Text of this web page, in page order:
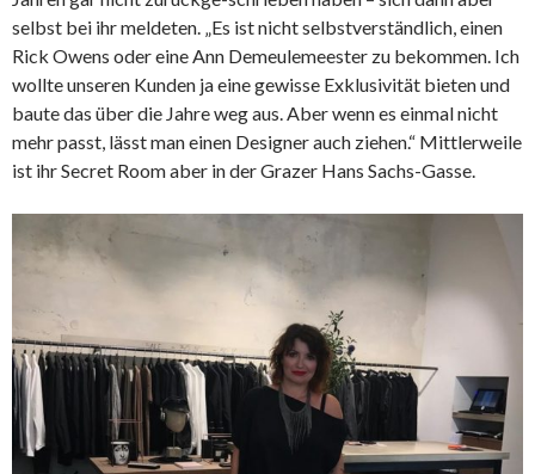
selbst bei ihr meldeten. „Es ist nicht selbstverständlich, einen
Rick Owens oder eine Ann Demeulemeester zu bekommen. Ich
wollte unseren Kunden ja eine gewisse Exklusivität bieten und
baute das über die Jahre weg aus. Aber wenn es einmal nicht
mehr passt, lässt man einen Designer auch ziehen.“ Mittlerweile
ist ihr Secret Room aber in der Grazer Hans Sachs-Gasse.